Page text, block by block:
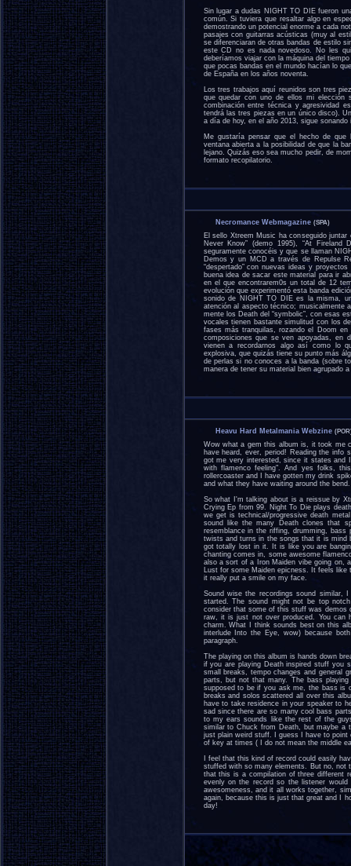
Sin lugar a dudas NIGHT TO DIE fueron
común. Si tuviera que resaltar algo en
demostrando un potencial enorme a cada
pasajes con guitarras acústicas (muy al
se diferenciaran de otras bandas de estilo
este CD no es nada novedoso. No les
deberíamos viajar con la máquina del
que pocas bandas en el mundo hacían lo
de España en los años noventa.
Los tres trabajos aquí reunidos son tres
que quedar con uno de ellos mi elección
combinación entre técnica y agresividad
tendrá las tres piezas en un único disco).
a día de hoy, en el año 2013, sigue
Me gustaría pensar que el hecho de que
ventana abierta a la posibilidad de que la
lejano. Quizás eso sea mucho pedir, de
formato recopilatorio.
Necromance Webmagazine (SPA)
El sello Xtreem Music ha conseguido
Never Know” (demo 1995), “At Fireland
seguramente conocéis y que se llaman
Demos y un MCD a través de Repulse
“despertado” con nuevas ideas y
buena idea de sacar este material para ir
en el que encontrarem0s un total de 12
evolución que experimentó esta banda
sonido de NIGHT TO DIE es la misma,
atención al aspecto técnico; musicalmente
mente los Death del “symbolic”, con esas
vocales tienen bastante simulitud con los
fases más tranquilas, rozando el Doom
composiciones que se ven apoyadas, en
vienen a recordarnos algo así como lo
explosiva, que quizás tiene su punto más
de perlas si no conoces a la banda (sobre
manera de tener su material bien agrupado
Heavu Hard Metalmania Webzine
Wow what a gem this album is, it took me
have heard, ever, period! Reading the
got me very interested, since it states and
with flamenco feeling". And yes folks,
rollercoaster and I have gotten my drink
and what they have waiting around the bend.
So what I'm talking about is a reissue by
Crying Ep from 99. Night To Die plays
we get is technical/progressive death
sound like the many Death clones that
resemblance in the riffing, drumming,
twists and turns in the songs that it is mind
got totally lost in it. It is like you are
chanting comes in, some awesome
also a sort of a Iron Maiden vibe going on,
Lust for some Maiden epicness. It feels like
it really put a smile on my face.
Sound wise the recordings sound similar,
started. The sound might not be top
consider that some of this stuff was
raw, it is just not over produced. You
charm. What I think sounds best on this
interlude Into the Eye, wow) because
paragraph.
The playing on this album is hands down
if you are playing Death inspired stuff you
small breaks, tempo changes and general
parts, but not that many. The bass
supposed to be if you ask me, the bass is
breaks and solos scattered all over this
have to take residence in your speaker to
sad since there are so many cool bass
to my ears sounds like the rest of the
similar to Chuck from Death, but maybe a
just plain weird stuff. I guess I have to
of key at times ( I do not mean the middle
I feel that this kind of record could easily
stuffed with so many elements. But no, not
that this is a compilation of three different
evenly on the record so the listener
awesomeness, and it all works together,
again, because this is just that great and I
day!